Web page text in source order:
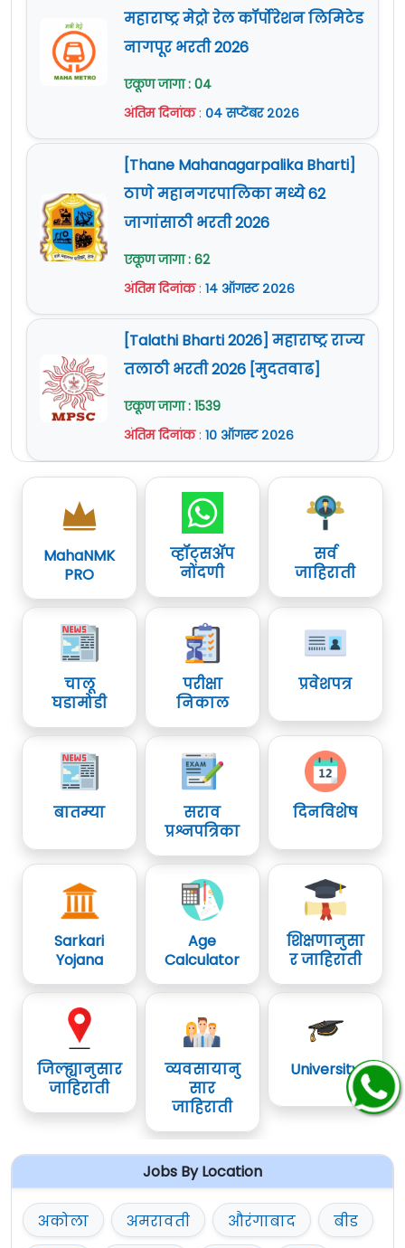
उमेदवारांनी दिनांक26 ऑक्टोबर 2023रोजी
सकाळी 11:00 वाजता मुलाखतीसाठी दिलेल्या
पत्यावर हजर राहावे.
इच्छुक आणि पात्र उमेदवारांनी आवश्यक
कागदपत्रा सह मुलाखतीसाठी हजर राहावे.
सविस्तर माहितीसाठी कृपया जाहिरात वाचावी.
माहितीwww.wcr.indianrailways.gov.inया
वेबसाईट वर दिलेली आहे.
दिलेली आहे.महाराष्ट्र मेट्रो रेल कॉर्पोरेशन लिमिटेड
नागपूर भरती 2026
एकूण जागा : 04
अंतिम दिनांक: ०४ सप्टेंबर २०२६
[Thane Mahanagarpalika Bharti]
ठाणे महानगरपालिका मध्ये 62
जागांसाठी भरती 2026
एकूण जागा : 62
अंतिम दिनांक: १४ ऑगस्ट २०२६
[Talathi Bharti 2026] महाराष्ट्र राज्य
तलाठी भरती 2026 [मुदतवाढ]
एकूण जागा : 1539
अंतिम दिनांक: १० ऑगस्ट २०२६
MahaNMK
PRO
व्हॉट्सॲप
नोंदणी
सर्व
जाहिराती
चालू
घडामोडी
परीक्षा
निकाल
प्रवेशपत्र
बातम्या
सराव
प्रश्नपत्रिका
दिनविशेष
Sarkari
Yojana
Age
Calculator
शिक्षणानुसा
र जाहिराती
जिल्ह्यानुसार
जाहिराती
व्यवसायानु
सार
जाहिराती
University
Jobs By Location
अकोला अमरावती औरंगाबाद
बीड